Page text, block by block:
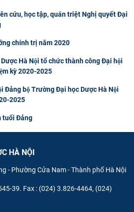
cứu, học tập, quán triệt Nghị quyết Đại
chính trị năm 2020
Hà Nội tổ chức thành công Đại hội
kỳ 2020-2025
Đảng bộ Trường Đại học Dược Hà Nội
2025
tuổi Đảng
HÀ NỘI
- Phường Cửa Nam - Thành phố Hà Nội
39. Fax : (024) 3.826-4464, (024)